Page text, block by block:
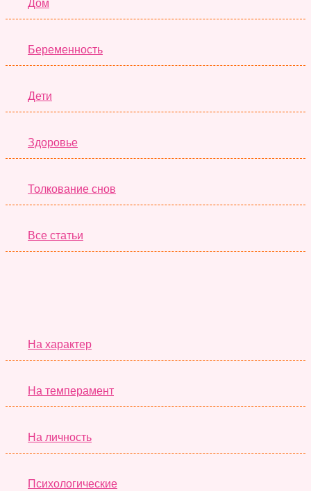
Дом
Беременность
Дети
Здоровье
Толкование снов
Все статьи
На характер
На темперамент
На личность
Психологические